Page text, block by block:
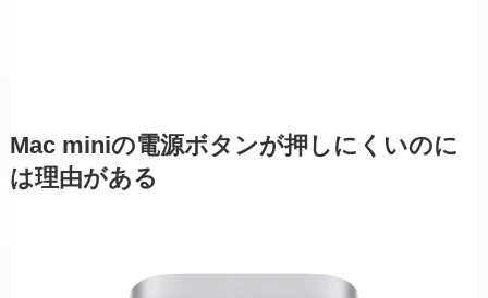
Mac miniの電源ボタンが押しにくいのに
は理由がある